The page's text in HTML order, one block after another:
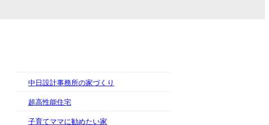
中日設計事務所の家づくり
超高性能住宅
子育てママに勧めたい家